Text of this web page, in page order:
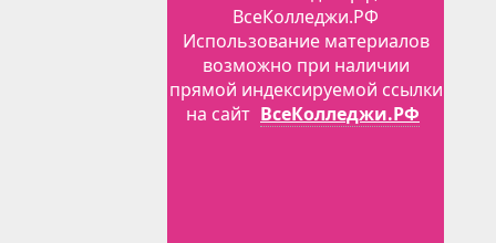
ВсеКолледжи.РФ
Использование материалов
возможно при наличии
прямой индексируемой ссылки
на сайт ВсеКолледжи.РФ